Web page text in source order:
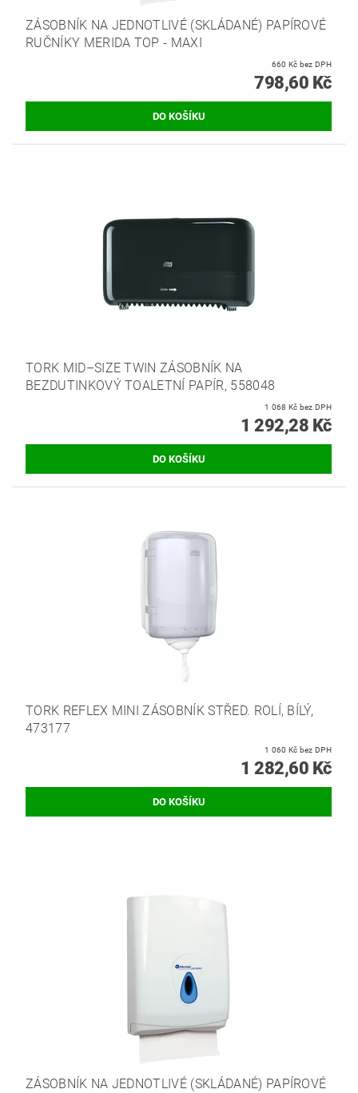
ZÁSOBNÍK NA JEDNOTLIVÉ (SKLÁDANÉ) PAPÍROVÉ
RUČNÍKY MERIDA TOP - MAXI
660 Kč bez DPH
798,60 Kč
TORK MID–SIZE TWIN ZÁSOBNÍK NA
BEZDUTINKOVÝ TOALETNÍ PAPÍR, 558048
1 068 Kč bez DPH
1 292,28 Kč
TORK REFLEX MINI ZÁSOBNÍK STŘED. ROLÍ, BÍLÝ,
473177
1 060 Kč bez DPH
1 282,60 Kč
ZÁSOBNÍK NA JEDNOTLIVÉ (SKLÁDANÉ) PAPÍROVÉ